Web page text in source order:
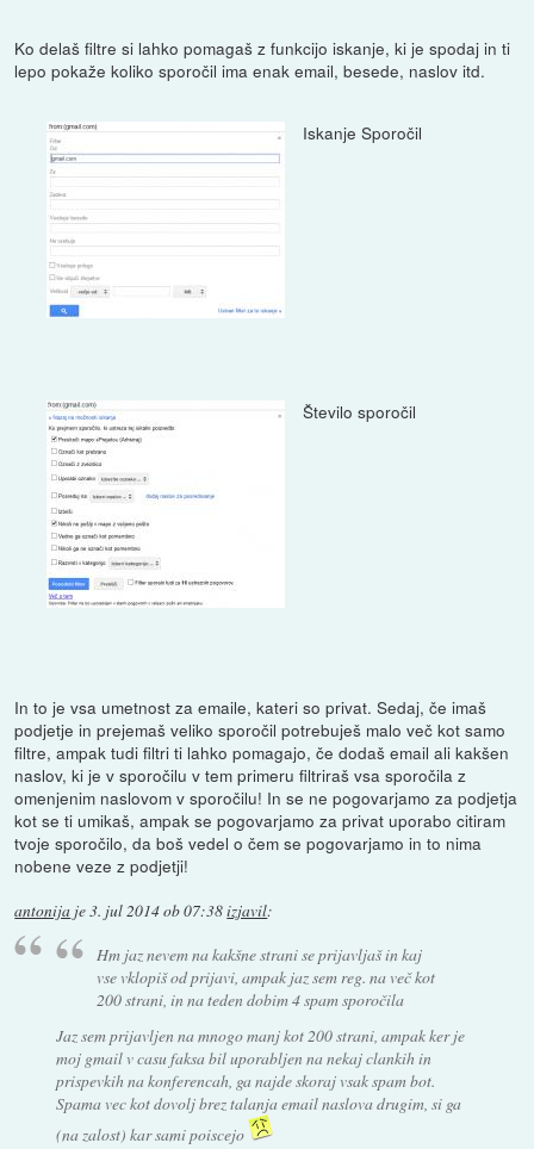
Ko delaš filtre si lahko pomagaš z funkcijo iskanje, ki je spodaj in ti
lepo pokaže koliko sporočil ima enak email, besede, naslov itd.
Iskanje Sporočil
Število sporočil
In to je vsa umetnost za emaile, kateri so privat. Sedaj, če imaš
podjetje in prejemaš veliko sporočil potrebuješ malo več kot samo
filtre, ampak tudi filtri ti lahko pomagajo, če dodaš email ali kakšen
naslov, ki je v sporočilu v tem primeru filtriraš vsa sporočila z
omenjenim naslovom v sporočilu! In se ne pogovarjamo za podjetja
kot se ti umikaš, ampak se pogovarjamo za privat uporabo citiram
tvoje sporočilo, da boš vedel o čem se pogovarjamo in to nima
nobene veze z podjetji!
antonija je3. jul 2014 ob 07:38izjavil:
Hm jaz nevem na kakšne strani se prijavljaš in kaj
vse vklopiš od prijavi, ampak jaz sem reg. na več kot
200 strani, in na teden dobim 4 spam sporočila
Jaz sem prijavljen na mnogo manj kot 200 strani, ampak ker je
moj gmail v casu faksa bil uporabljen na nekaj clankih in
prispevkih na konferencah, ga najde skoraj vsak spam bot.
Spama vec kot dovolj brez talanja email naslova drugim, si ga
(na zalost) kar sami poiscejo